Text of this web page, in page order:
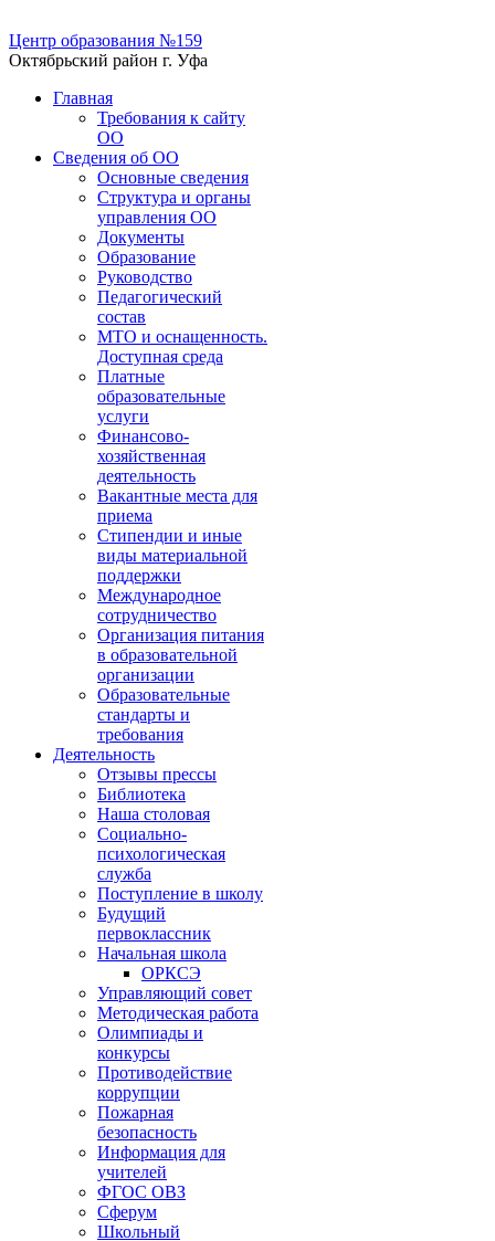
Центр образования №159
Октябрьский район г. Уфа
Главная
Требования к сайту
ОО
Сведения об ОО
Основные сведения
Структура и органы
управления ОО
Документы
Образование
Руководство
Педагогический
состав
МТО и оснащенность.
Доступная среда
Платные
образовательные
услуги
Финансово-
хозяйственная
деятельность
Вакантные места для
приема
Стипендии и иные
виды материальной
поддержки
Международное
сотрудничество
Организация питания
в образовательной
организации
Образовательные
стандарты и
требования
Деятельность
Отзывы прессы
Библиотека
Наша столовая
Социально-
психологическая
служба
Поступление в школу
Будущий
первоклассник
Начальная школа
ОРКСЭ
Управляющий совет
Методическая работа
Олимпиады и
конкурсы
Противодействие
коррупции
Пожарная
безопасность
Информация для
учителей
ФГОС ОВЗ
Сферум
Школьный